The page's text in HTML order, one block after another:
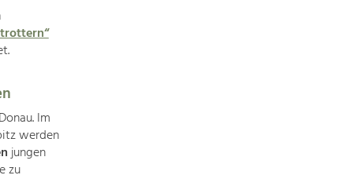
Im
werden
jungen
zu